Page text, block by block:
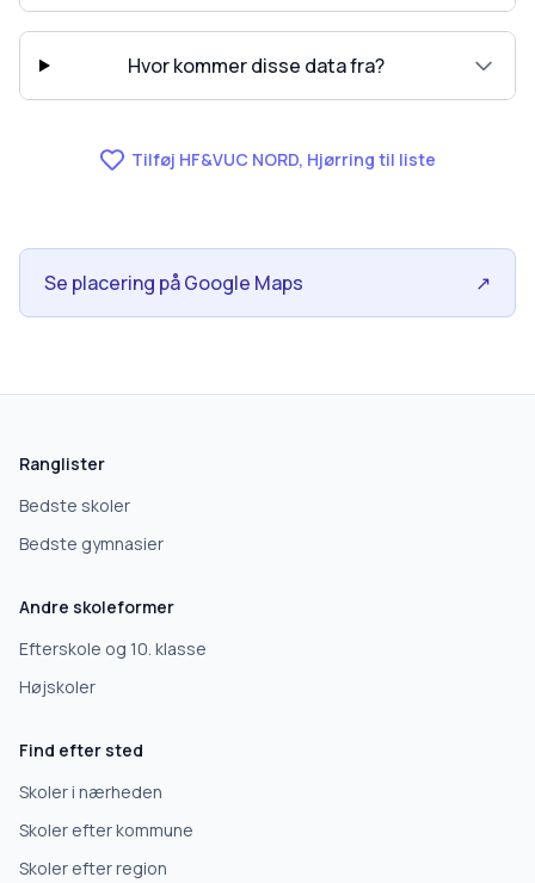
Hvor kommer disse data fra?
Tilføj HF&VUC NORD, Hjørring til liste
Se placering på Google Maps ↗
Ranglister
Bedste skoler
Bedste gymnasier
Andre skoleformer
Efterskole og 10. klasse
Højskoler
Find efter sted
Skoler i nærheden
Skoler efter kommune
Skoler efter region